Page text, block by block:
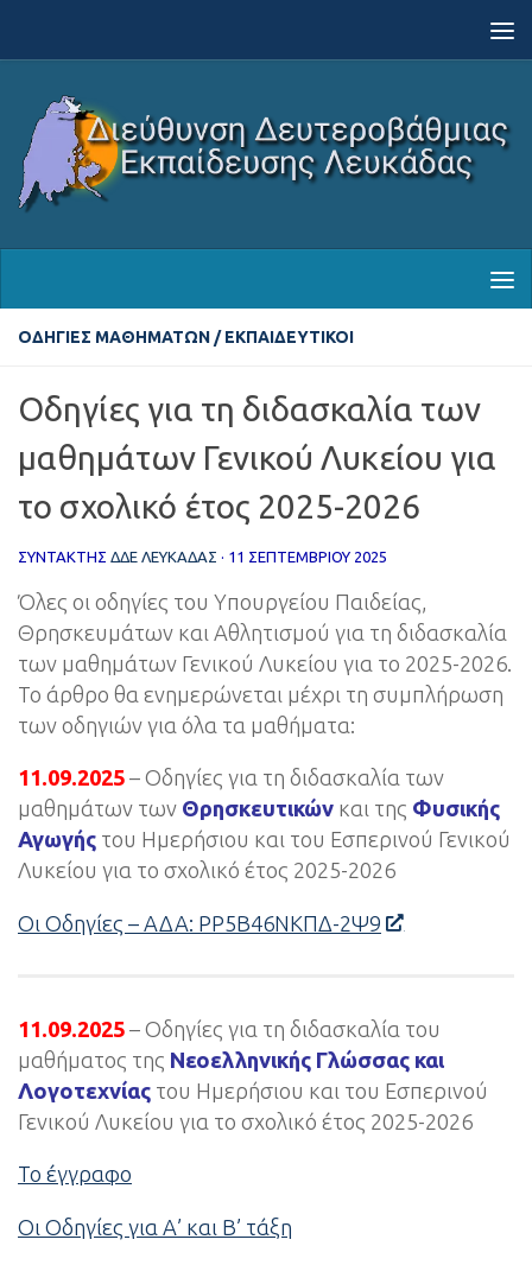
ΟΔΗΓΊΕΣ ΜΑΘΗΜΆΤΩΝ / ΕΚΠΑΙΔΕΥΤΙΚΟΊ
Οδηγίες για τη διδασκαλία των
μαθημάτων Γενικού Λυκείου για
το σχολικό έτος 2025-2026
ΣΥΝΤΆΚΤΗΣ ΔΔΕ ΛΕΥΚΑΔΑΣ · 11 ΣΕΠΤΕΜΒΡΊΟΥ 2025
Όλες οι οδηγίες του Υπουργείου Παιδείας,
Θρησκευμάτων και Αθλητισμού για τη διδασκαλία
των μαθημάτων Γενικού Λυκείου για το 2025-2026.
Το άρθρο θα ενημερώνεται μέχρι τη συμπλήρωση
των οδηγιών για όλα τα μαθήματα:
11.09.2025 – Οδηγίες για τη διδασκαλία των
μαθημάτων των Θρησκευτικών και της Φυσικής
Αγωγής του Ημερήσιου και του Εσπερινού Γενικού
Λυκείου για το σχολικό έτος 2025-2026
Οι Οδηγίες – ΑΔΑ: ΡΡ5Β46ΝΚΠΔ-2Ψ9
11.09.2025 – Οδηγίες για τη διδασκαλία του
μαθήματος της Νεοελληνικής Γλώσσας και
Λογοτεχνίας του Ημερήσιου και του Εσπερινού
Γενικού Λυκείου για το σχολικό έτος 2025-2026
Το έγγραφο
Οι Οδηγίες για Α’ και Β’ τάξη